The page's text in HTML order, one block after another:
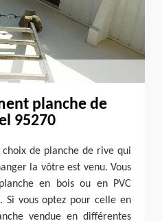
planche de
95270
choix de planche de rive qui
la vôtre est venu. Vous
en bois ou en PVC
Si vous optez pour celle en
vendue en différentes